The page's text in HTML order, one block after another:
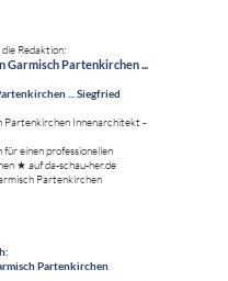
Redaktion:
Garmisch Partenkirchen ...
... Siegfried
Partenkirchen Innenarchitekt -
für einen professionellen
★ auf da-schau-her.de
Partenkirchen
Partenkirchen